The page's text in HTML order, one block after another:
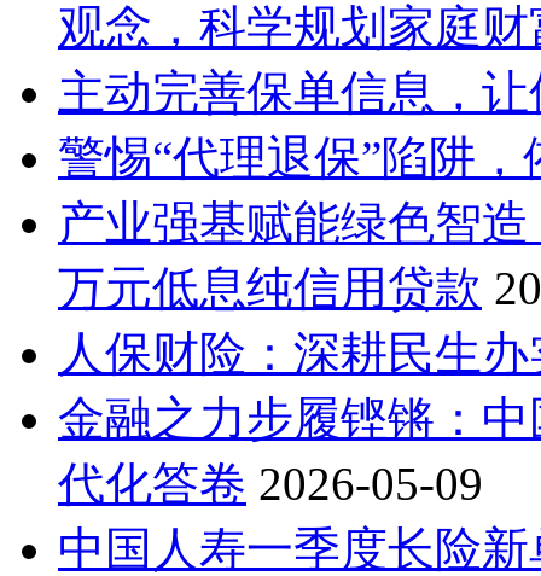
观念，科学规划家庭财
主动完善保单信息，让
警惕“代理退保”陷阱
产业强基赋能绿色智
万元低息纯信用贷款
人保财险：深耕民生
金融之力步履铿锵：
代化答卷 2026-05-09
中国人寿一季度长险